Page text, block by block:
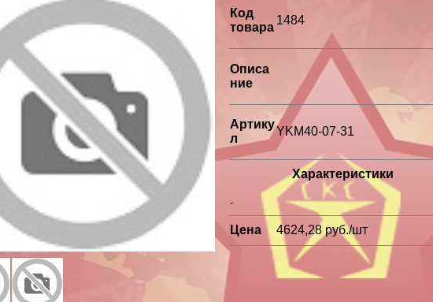
Код
товара
1484
Описа
ние
Артику
л
YKM40-07-31
Характеристики
-
Цена 4624,28 руб./шт